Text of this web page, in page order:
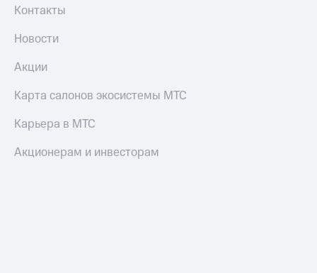
Контакты
Новости
Акции
Карта салонов экосистемы МТС
Карьера в МТС
Акционерам и инвесторам